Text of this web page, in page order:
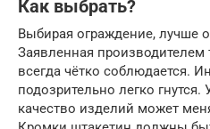
Как выбрать?
Выбирая ограждение, лучше
Заявленная
всегда чётко соблюдается.
подозрительно легко
качество изделий может